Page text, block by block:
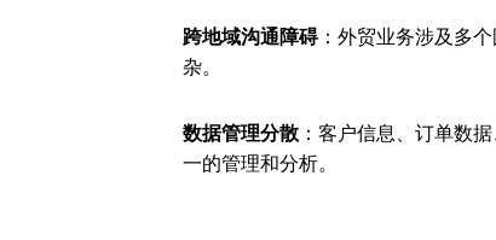
跨地域沟通障碍：外贸业务涉及多
杂。
数据管理分散 ：客户信息、订单数
一的管理和分析。